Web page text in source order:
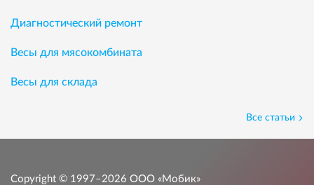
Диагностический ремонт
Весы для мясокомбината
Весы для склада
Все статьи
Copyright © 1997–2026 ООО «Мобик»